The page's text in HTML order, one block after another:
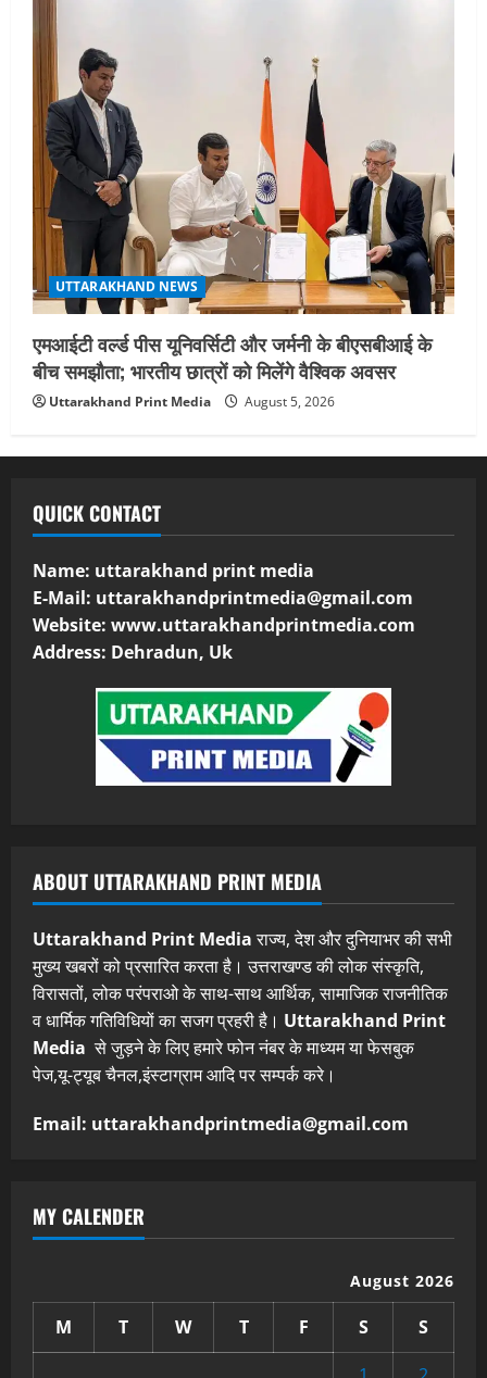
UTTARAKHAND NEWS
एमआईटी वर्ल्ड पीस यूनिवर्सिटी और जर्मनी के बीएसबीआई के
बीच समझौता; भारतीय छात्रों को मिलेंगे वैश्विक अवसर
Uttarakhand Print Media August 5, 2026
QUICK CONTACT
Name: uttarakhand print media
E-Mail: uttarakhandprintmedia@gmail.com
Website: www.uttarakhandprintmedia.com
Address: Dehradun, Uk
ABOUT UTTARAKHAND PRINT MEDIA
Uttarakhand Print Mediaराज्य, देश और दुनियाभर की सभी
मुख्य खबरों को प्रसारित करता है। उत्तराखण्ड की लोक संस्कृति,
विरासतों, लोक परंपराओ के साथ-साथ आर्थिक, सामाजिक राजनीतिक
व धार्मिक गतिविधियों का सजग प्रहरी है। Uttarakhand Print
Media से जुड़ने के लिए हमारे फोन नंबर के माध्यम या फेसबुक
पेज,यू-ट्यूब चैनल,इंस्टाग्राम आदि पर सम्पर्क करे।
Email: uttarakhandprintmedia@gmail.com
MY CALENDER
August 2026
M T W T F S
S